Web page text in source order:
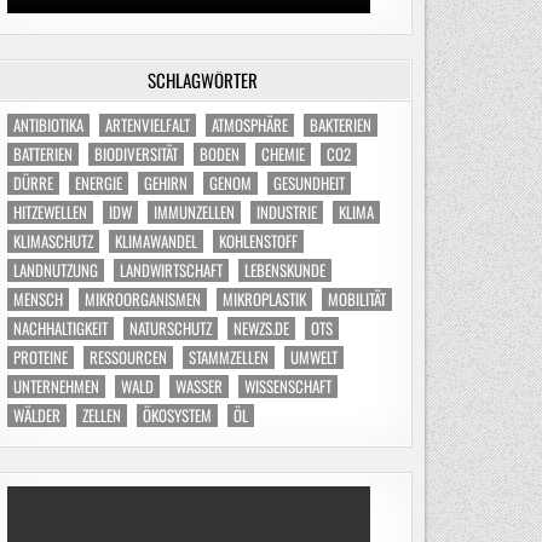
SCHLAGWÖRTER
ANTIBIOTIKA ARTENVIELFALT ATMOSPHÄRE
BAKTERIEN
BATTERIEN
BIODIVERSITÄT BODEN CHEMIE
CO2
DÜRRE
ENERGIE GEHIRN GENOM
GESUNDHEIT
HITZEWELLEN
IDW IMMUNZELLEN INDUSTRIE
KLIMA
KLIMASCHUTZ
KLIMAWANDEL
KOHLENSTOFF
LANDNUTZUNG
LANDWIRTSCHAFT
LEBENSKUNDE
MENSCH
MIKROORGANISMEN MIKROPLASTIK
MOBILITÄT
NACHHALTIGKEIT
NATURSCHUTZ NEWZS.DE
OTS
PROTEINE
RESSOURCEN STAMMZELLEN
UMWELT
UNTERNEHMEN
WALD WASSER
WISSENSCHAFT
WÄLDER
ZELLEN ÖKOSYSTEM ÖL